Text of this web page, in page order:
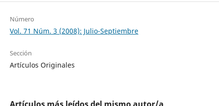
Número
Vol. 71 Núm. 3 (2008): Julio-Septiembre
Sección
Artículos Originales